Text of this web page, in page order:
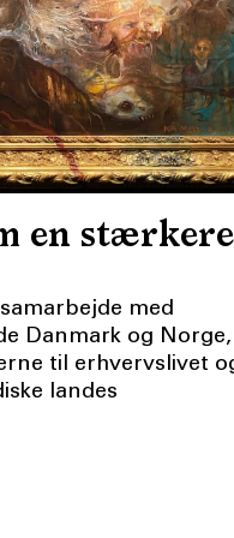
en stærkere
med
Danmark og Norge,
til erhvervslivet
landes